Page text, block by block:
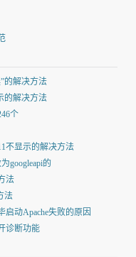
的解决方法
的解决方法
个
不显示的解决方法
googleapi的
法
法
启动Apache失败的原因
诊断功能